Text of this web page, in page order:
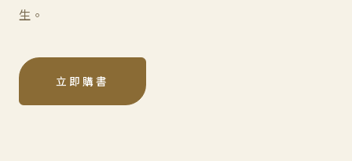
生。
立即購書